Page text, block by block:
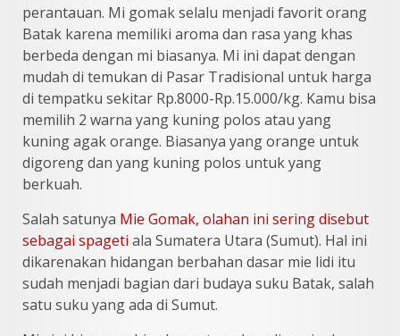
perantauan. Mi gomak selalu menjadi favorit orang
Batak karena memiliki aroma dan rasa yang khas
berbeda dengan mi biasanya. Mi ini dapat dengan
mudah di temukan di Pasar Tradisional untuk harga
di tempatku sekitar Rp.8000-Rp.15.000/kg. Kamu bisa
memilih 2 warna yang kuning polos atau yang
kuning agak orange. Biasanya yang orange untuk
digoreng dan yang kuning polos untuk yang
berkuah.
Salah satunya Mie Gomak, olahan ini sering disebut
sebagai spageti ala Sumatera Utara (Sumut). Hal ini
dikarenakan hidangan berbahan dasar mie lidi itu
sudah menjadi bagian dari budaya suku Batak, salah
satu suku yang ada di Sumut.